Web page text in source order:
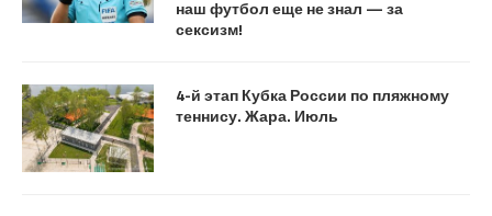
наш футбол еще не знал — за
сексизм!
4-й этап Кубка России по пляжному
теннису. Жара. Июль